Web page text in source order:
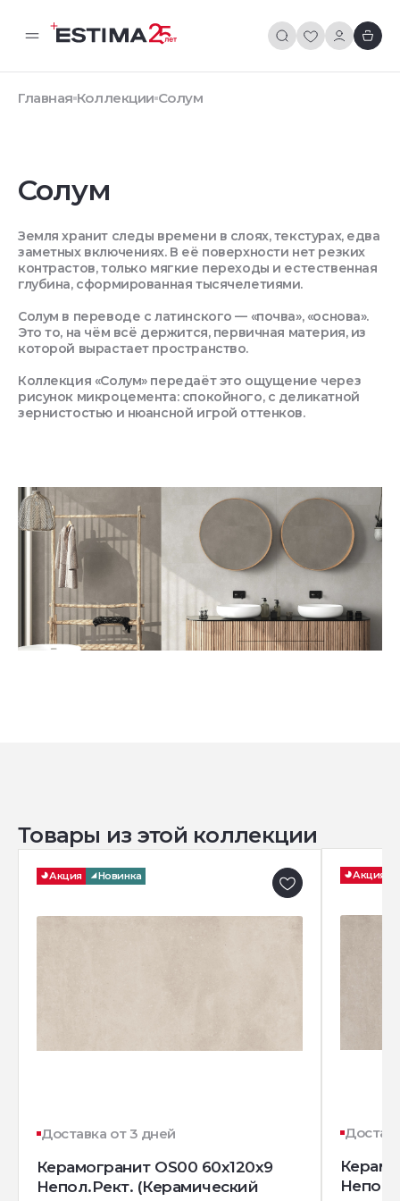
Главная Коллекции Солум
Солум
Земля хранит следы времени в слоях, текстурах, едва
заметных включениях. В её поверхности нет резких
контрастов, только мягкие переходы и естественная
глубина, сформированная тысячелетиями.
Солум в переводе с латинского — «почва», «основа».
Это то, на чём всё держится, первичная материя, из
которой вырастает пространство.
Коллекция «Солум» передаёт это ощущение через
рисунок микроцемента: спокойного, с деликатной
зернистостью и нюансной игрой оттенков.
Товары из этой коллекции
Акция Новинка
Доставка от 3 дней
Керамогранит OS00 60x120x9
Непол.Рект. (Керамический
Акция